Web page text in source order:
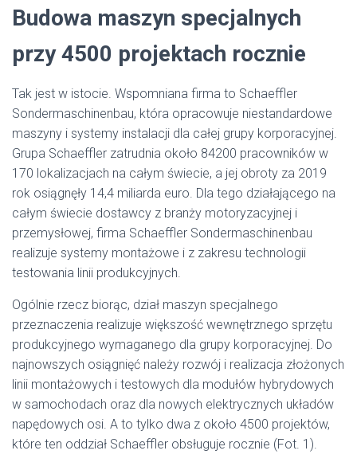
Budowa maszyn specjalnych
przy 4500 projektach rocznie
Tak jest w istocie. Wspomniana firma to Schaeffler
Sondermaschinenbau, która opracowuje niestandardowe
maszyny i systemy instalacji dla całej grupy korporacyjnej.
Grupa Schaeffler zatrudnia około 84200 pracowników w
170 lokalizacjach na całym świecie, a jej obroty za 2019
rok osiągnęły 14,4 miliarda euro. Dla tego działającego na
całym świecie dostawcy z branży motoryzacyjnej i
przemysłowej, firma Schaeffler Sondermaschinenbau
realizuje systemy montażowe i z zakresu technologii
testowania linii produkcyjnych.
Ogólnie rzecz biorąc, dział maszyn specjalnego
przeznaczenia realizuje większość wewnętrznego sprzętu
produkcyjnego wymaganego dla grupy korporacyjnej. Do
najnowszych osiągnięć należy rozwój i realizacja złożonych
linii montażowych i testowych dla modułów hybrydowych
w samochodach oraz dla nowych elektrycznych układów
napędowych osi. A to tylko dwa z około 4500 projektów,
które ten oddział Schaeffler obsługuje rocznie (Fot. 1).